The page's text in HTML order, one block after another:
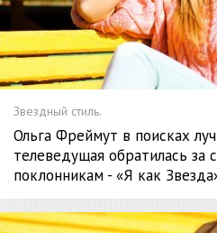
Звездный стиль.
Ольга Фреймут в поисках
телеведущая обратилась за
поклонникам - «Я как